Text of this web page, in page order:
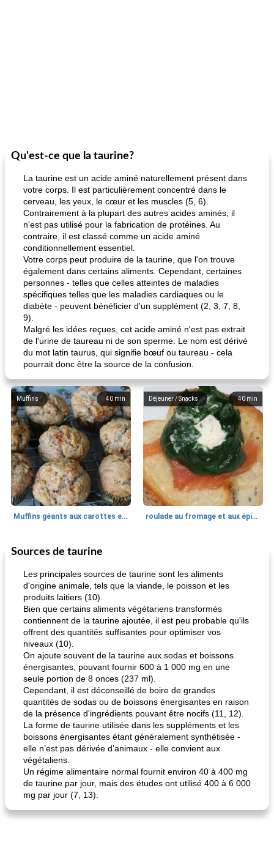
Qu'est-ce que la taurine?
La taurine est un acide aminé naturellement présent dans
votre corps. Il est particulièrement concentré dans le
cerveau, les yeux, le cœur et les muscles (5, 6).
Contrairement à la plupart des autres acides aminés, il
n'est pas utilisé pour la fabrication de protéines. Au
contraire, il est classé comme un acide aminé
conditionnellement essentiel.
Votre corps peut produire de la taurine, que l'on trouve
également dans certains aliments. Cependant, certaines
personnes - telles que celles atteintes de maladies
spécifiques telles que les maladies cardiaques ou le
diabète - peuvent bénéficier d'un supplément (2, 3, 7, 8,
9).
Malgré les idées reçues, cet acide aminé n'est pas extrait
de l'urine de taureau ni de son sperme. Le nom est dérivé
du mot latin taurus, qui signifie bœuf ou taureau - cela
pourrait donc être la source de la confusion.
40 min
Muffins
Muffins géants aux carottes et à la banane de Nif
40 min
Déjeuner / Snacks
roulade au fromage et aux épinards
Marques de confiance: recettes et
fiesta tostadas le méga's jopp joes
Sources de taurine
Les principales sources de taurine sont les aliments
d'origine animale, tels que la viande, le poisson et les
produits laitiers (10).
Bien que certains aliments végétariens transformés
contiennent de la taurine ajoutée, il est peu probable qu'ils
offrent des quantités suffisantes pour optimiser vos
niveaux (10).
On ajoute souvent de la taurine aux sodas et boissons
énergisantes, pouvant fournir 600 à 1 000 mg en une
seule portion de 8 onces (237 ml).
Cependant, il est déconseillé de boire de grandes
quantités de sodas ou de boissons énergisantes en raison
de la présence d'ingrédients pouvant être nocifs (11, 12).
La forme de taurine utilisée dans les suppléments et les
boissons énergisantes étant généralement synthétisée -
elle n’est pas dérivée d’animaux - elle convient aux
végétaliens.
Un régime alimentaire normal fournit environ 40 à 400 mg
de taurine par jour, mais des études ont utilisé 400 à 6 000
mg par jour (7, 13).